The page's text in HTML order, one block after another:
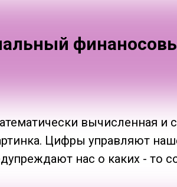
вычисленная и
Цифры управляют
нас о каких - то